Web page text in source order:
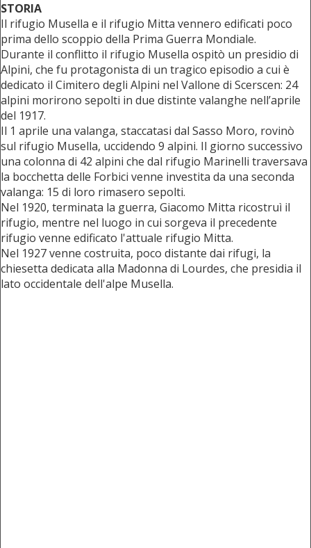
STORIA
Il rifugio Musella e il rifugio Mitta vennero edificati poco
prima dello scoppio della Prima Guerra Mondiale.
Durante il conflitto il rifugio Musella ospitò un presidio di
Alpini, che fu protagonista di un tragico episodio a cui è
dedicato il Cimitero degli Alpini nel Vallone di Scerscen: 24
alpini morirono sepolti in due distinte valanghe nell’aprile
del 1917.
Il 1 aprile una valanga, staccatasi dal Sasso Moro, rovinò
sul rifugio Musella, uccidendo 9 alpini. Il giorno successivo
una colonna di 42 alpini che dal rifugio Marinelli traversava
la bocchetta delle Forbici venne investita da una seconda
valanga: 15 di loro rimasero sepolti.
Nel 1920, terminata la guerra, Giacomo Mitta ricostruì il
rifugio, mentre nel luogo in cui sorgeva il precedente
rifugio venne edificato l'attuale rifugio Mitta.
Nel 1927 venne costruita, poco distante dai rifugi, la
chiesetta dedicata alla Madonna di Lourdes, che presidia il
lato occidentale dell'alpe Musella.